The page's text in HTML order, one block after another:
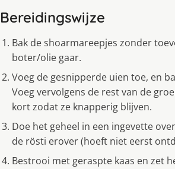
Bereidingswijze
Bak de shoarmareepjes zonder
boter/olie gaar.
Voeg de gesnipperde uien toe, en
Voeg vervolgens de rest van de
kort zodat ze knapperig blijven.
Doe het geheel in een ingevette
de rösti erover (hoeft niet eerst
Bestrooi met geraspte kaas en zet